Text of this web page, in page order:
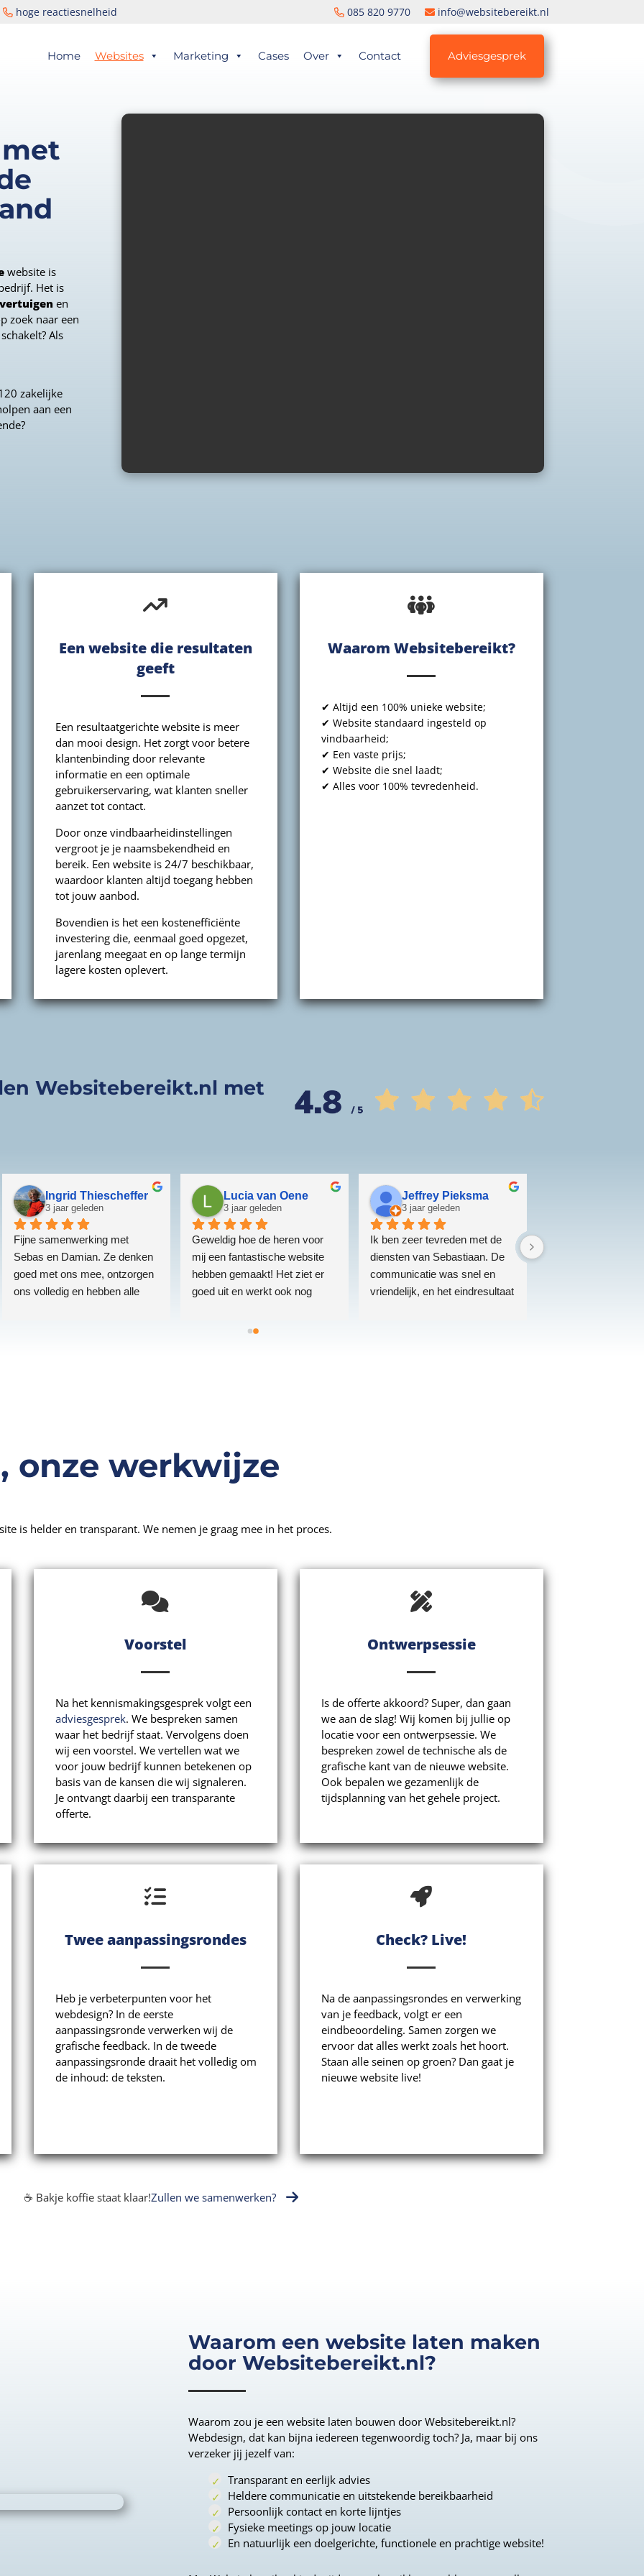
hoge reactiesnelheid 085 820 9770 info@websitebereikt.nl
Home Websites Marketing Cases Over Contact Adviesgesprek
website is
Het is
en
zoek naar een
Als
zakelijke
aan een
Een website die resultaten
geeft
Een resultaatgerichte website is meer
dan mooi design. Het zorgt voor betere
klantenbinding door relevante
informatie en een optimale
gebruikerservaring, wat klanten sneller
aanzet tot contact.
Door onze vindbaarheidinstellingen
vergroot je je naamsbekendheid en
bereik. Een website is 24/7 beschikbaar,
waardoor klanten altijd toegang hebben
tot jouw aanbod.
Bovendien is het een kostenefficiënte
investering die, eenmaal goed opgezet,
jarenlang meegaat en op lange termijn
lagere kosten oplevert.
Waarom Websitebereikt?
✔ Altijd een 100% unieke website;
✔ Website standaard ingesteld op
vindbaarheid;
✔ Een vaste prijs;
✔ Website die snel laadt;
✔ Alles voor 100% tevredenheid.
Websitebereikt.nl met
Ingrid Thiescheffer
3 jaar geleden
Fijne samenwerking met
Sebas en Damian. Ze denken
goed met ons mee, ontzorgen
ons volledig en hebben alle
Lucia van Oene
3 jaar geleden
Geweldig hoe de heren voor
mij een fantastische website
hebben gemaakt! Het ziet er
goed uit en werkt ook nog
ze betrokken en denken met je
Jeffrey Pieksma
3 jaar geleden
Ik ben zeer tevreden met de
diensten van Sebastiaan. De
communicatie was snel en
vriendelijk, en het eindresultaat
onze werkwijze
is helder en transparant. We nemen je graag mee in het proces.
Voorstel
Na het kennismakingsgesprek volgt een
adviesgesprek. We bespreken samen
waar het bedrijf staat. Vervolgens doen
wij een voorstel. We vertellen wat we
voor jouw bedrijf kunnen betekenen op
basis van de kansen die wij signaleren.
Je ontvangt daarbij een transparante
offerte.
Ontwerpsessie
Is de offerte akkoord? Super, dan gaan
we aan de slag! Wij komen bij jullie op
locatie voor een ontwerpsessie. We
bespreken zowel de technische als de
grafische kant van de nieuwe website.
Ook bepalen we gezamenlijk de
tijdsplanning van het gehele project.
Twee aanpassingsrondes
Heb je verbeterpunten voor het
webdesign? In de eerste
aanpassingsronde verwerken wij de
grafische feedback. In de tweede
aanpassingsronde draait het volledig om
de inhoud: de teksten.
Check? Live!
Na de aanpassingsrondes en verwerking
van je feedback, volgt er een
eindbeoordeling. Samen zorgen we
ervoor dat alles werkt zoals het hoort.
Staan alle seinen op groen? Dan gaat je
nieuwe website live!
Zullen we samenwerken?
☕ Bakje koffie staat klaar!
Waarom een website laten maken
door Websitebereikt.nl?
Waarom zou je een website laten bouwen door Websitebereikt.nl?
Webdesign, dat kan bijna iedereen tegenwoordig toch? Ja, maar bij ons
verzeker jij jezelf van:
Transparant en eerlijk advies
Heldere communicatie en uitstekende bereikbaarheid
Persoonlijk contact en korte lijntjes
Fysieke meetings op jouw locatie
En natuurlijk een doelgerichte, functionele en prachtige website!